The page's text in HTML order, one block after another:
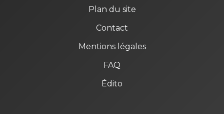
Plan du site
Contact
Mentions légales
FAQ
Édito